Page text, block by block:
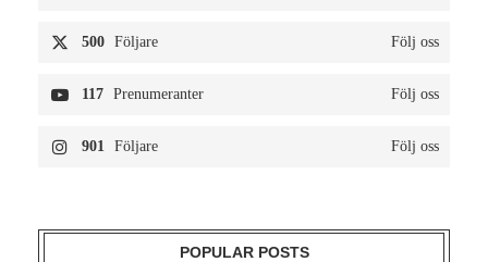
500 Följare Följ oss
117 Prenumeranter Följ oss
901 Följare Följ oss
POPULAR POSTS